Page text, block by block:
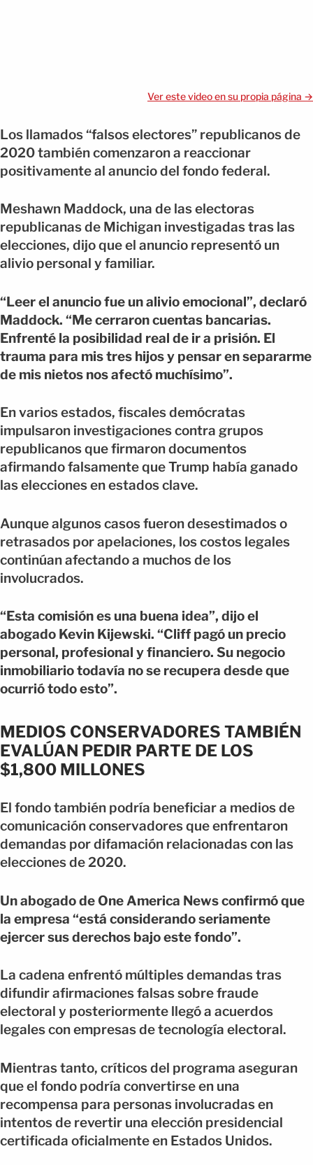
Ver este video en su propia página →
Los llamados “falsos electores” republicanos de
2020 también comenzaron a reaccionar
positivamente al anuncio del fondo federal.
Meshawn Maddock, una de las electoras
republicanas de Michigan investigadas tras las
elecciones, dijo que el anuncio representó un
alivio personal y familiar.
“Leer el anuncio fue un alivio emocional”, declaró
Maddock. “Me cerraron cuentas bancarias.
Enfrenté la posibilidad real de ir a prisión. El
trauma para mis tres hijos y pensar en separarme
de mis nietos nos afectó muchísimo”.
En varios estados, fiscales demócratas
impulsaron investigaciones contra grupos
republicanos que firmaron documentos
afirmando falsamente que Trump había ganado
las elecciones en estados clave.
Aunque algunos casos fueron desestimados o
retrasados por apelaciones, los costos legales
continúan afectando a muchos de los
involucrados.
“Esta comisión es una buena idea”, dijo el
abogado Kevin Kijewski. “Cliff pagó un precio
personal, profesional y financiero. Su negocio
inmobiliario todavía no se recupera desde que
ocurrió todo esto”.
MEDIOS CONSERVADORES TAMBIÉN
EVALÚAN PEDIR PARTE DE LOS
$1,800 MILLONES
El fondo también podría beneficiar a medios de
comunicación conservadores que enfrentaron
demandas por difamación relacionadas con las
elecciones de 2020.
Un abogado de One America News confirmó que
la empresa “está considerando seriamente
ejercer sus derechos bajo este fondo”.
La cadena enfrentó múltiples demandas tras
difundir afirmaciones falsas sobre fraude
electoral y posteriormente llegó a acuerdos
legales con empresas de tecnología electoral.
Mientras tanto, críticos del programa aseguran
que el fondo podría convertirse en una
recompensa para personas involucradas en
intentos de revertir una elección presidencial
certificada oficialmente en Estados Unidos.